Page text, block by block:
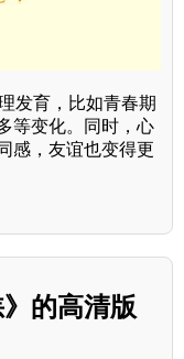
发育，比如青春期
等变化。同时，心
感，友谊也变得更
的高清版